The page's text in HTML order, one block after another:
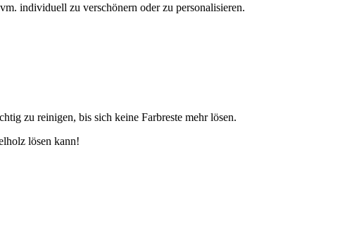
individuell zu verschönern oder zu personalisieren.
zu reinigen, bis sich keine Farbreste mehr lösen.
lösen kann!